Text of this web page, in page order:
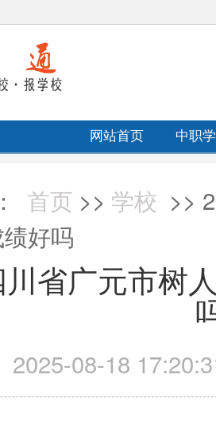
网站首页 中职
首页 >> 学校 >>
好吗
川省广元市树
2025-08-18